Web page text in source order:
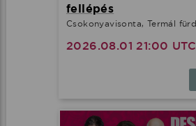
fellépés
Csokonyavisonta, Termál
2026.08.01 21:00